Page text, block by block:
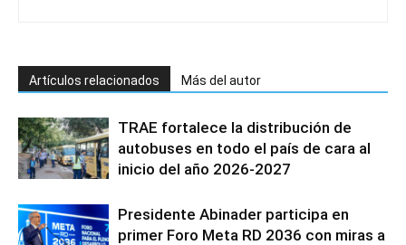
Artículos relacionados Más del autor
TRAE fortalece la distribución de
autobuses en todo el país de cara al
inicio del año 2026-2027
Presidente Abinader participa en
primer Foro Meta RD 2036 con miras a